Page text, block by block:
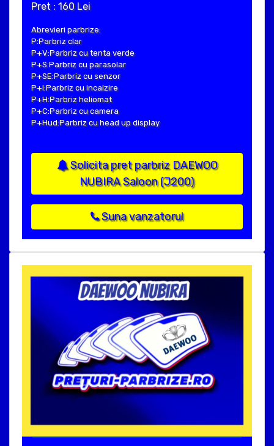
Pret : 160 Lei
Abrevieri parbrize:
P:Parbriz clar
P+V:Parbriz cu tenta verde
P+S:Parbriz cu parasolar
P+SE:Parbriz cu senzor
P+I:Parbriz cu incalzire
P+H:Parbriz heliomat
P+C:Parbriz cu camera
P+Hud:Parbriz cu head up display
Solicita pret parbriz DAEWOO
NUBIRA Saloon (J200)
Suna vanzatorul